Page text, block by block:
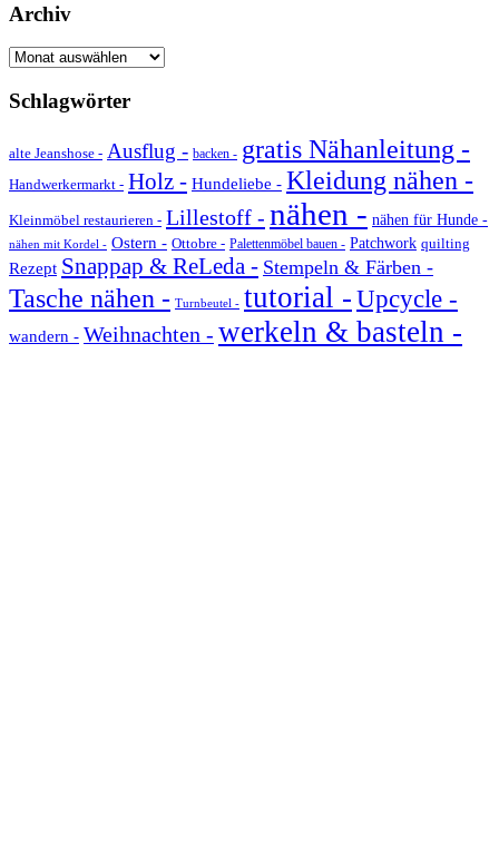
Archiv
Archiv
Schlagwörter
alte Jeanshose - Ausflug - backen - gratis Nähanleitung -
Handwerkermarkt - Holz - Hundeliebe - Kleidung nähen -
Kleinmöbel restaurieren - Lillestoff - nähen - nähen für Hunde -
nähen mit Kordel - Ostern - Ottobre - Palettenmöbel bauen - Patchwork quilting
Rezept Snappap & ReLeda - Stempeln & Färben -
Tasche nähen - Turnbeutel - tutorial -Upcycle -
wandern - Weihnachten - werkeln & basteln -